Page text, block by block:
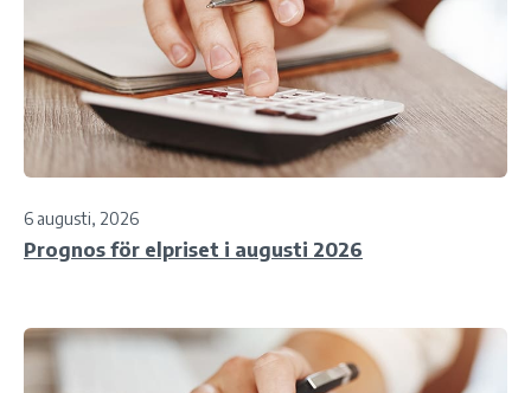
6 augusti, 2026
Prognos för elpriset i augusti 2026